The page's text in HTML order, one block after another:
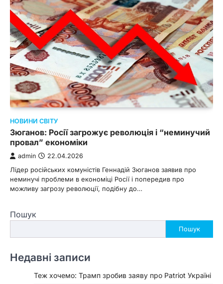
НОВИНИ СВІТУ
Зюганов: Росії загрожує революція і “неминучий
провал” економіки
admin 22.04.2026
Лідер російських комуністів Геннадій Зюганов заявив про
неминучі проблеми в економіці Росії і попередив про
можливу загрозу революції, подібну до…
Пошук
Пошук
Недавні записи
Теж хочемо: Трамп зробив заяву про Patriot Україні